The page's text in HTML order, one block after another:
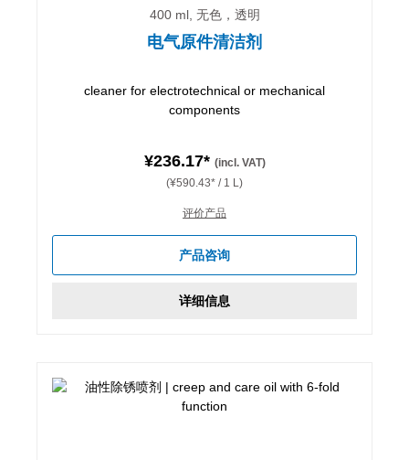
400 ml, 无色，透明
电气原件清洁剂
cleaner for electrotechnical or mechanical
components
¥236.17* (incl. VAT)
(¥590.43* / 1 L)
评价产品
产品咨询
详细信息